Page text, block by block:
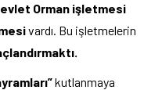
Orman işletmesi
vardı. Bu işletmelerin
kutlanmaya